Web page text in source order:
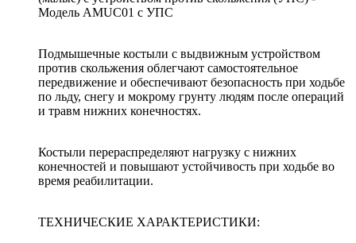
Модель АMUC01 с УПС
Подмышечные костыли с выдвижным устройством
против скольжения облегчают самостоятельное
передвижение и обеспечивают безопасность при ходьбе
по льду, снегу и мокрому грунту людям после операций
и травм нижних конечностях.
Костыли перераспределяют нагрузку с нижних
конечностей и повышают устойчивость при ходьбе во
время реабилитации.
ТЕХНИЧЕСКИЕ ХАРАКТЕРИСТИКИ: